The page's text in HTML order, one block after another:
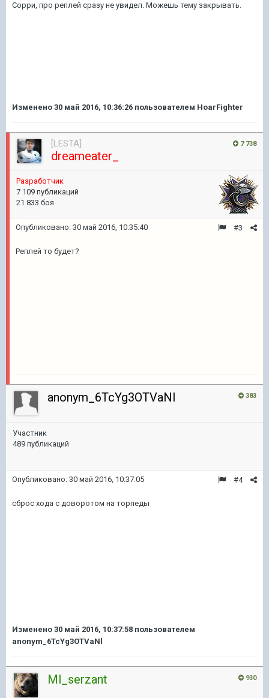
Сорри, про реплей сразу не увидел. Можешь тему закрывать.
Изменено 30 май 2016, 10:36:26 пользователем HoarFighter
7 738
[LESTA]
dreameater_
Разработчик
7 109 публикаций
21 833 боя
#3
Опубликовано: 30 май 2016, 10:35:40
Реплей то будет?
383
anonym_6TcYg3OTVaNl
Участник
489 публикаций
#4
Опубликовано: 30 май 2016, 10:37:05
сброс хода с доворотом на торпеды
Изменено 30 май 2016, 10:37:58 пользователем
anonym_6TcYg3OTVaNl
930
Ml_serzant